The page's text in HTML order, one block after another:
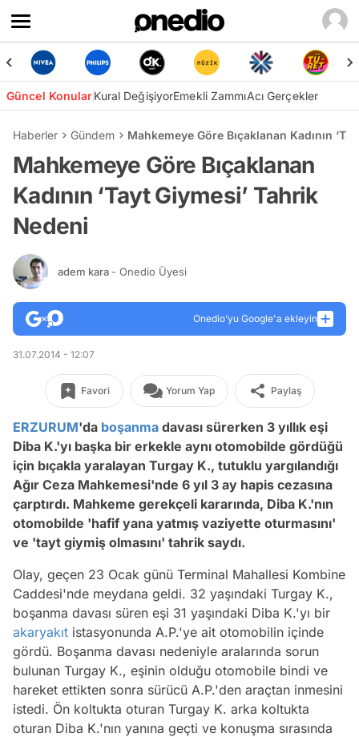
Güncel KonularKural DeğişiyorEmekli ZammıAcı Gerçekler
Haberler Gündem Mahkemeye Göre Bıçaklanan Kadının
Mahkemeye Göre Bıçaklanan
Kadının ‘Tayt Giymesi’ Tahrik
Nedeni
adem kara - Onedio Üyesi
Onedio’yu Google'a ekleyin
31.07.2014 - 12:07
Favori Yorum Yap Paylaş
ERZURUM'da boşanma davası sürerken 3 yıllık eşi
Diba K.'yı başka bir erkekle aynı otomobilde gördüğü
için bıçakla yaralayan Turgay K., tutuklu yargılandığı
Ağır Ceza Mahkemesi'nde 6 yıl 3 ay hapis cezasına
çarptırdı. Mahkeme gerekçeli kararında, Diba K.'nın
otomobilde 'hafif yana yatmış vaziyette oturmasını'
ve 'tayt giymiş olmasını' tahrik saydı.
Olay, geçen 23 Ocak günü Terminal Mahallesi Kombine
Caddesi'nde meydana geldi. 32 yaşındaki Turgay K.,
boşanma davası süren eşi 31 yaşındaki Diba K.'yı bir
akaryakıt istasyonunda A.P.'ye ait otomobilin içinde
gördü. Boşanma davası nedeniyle aralarında sorun
bulunan Turgay K., eşinin olduğu otomobile bindi ve
hareket ettikten sonra sürücü A.P.'den araçtan inmesini
istedi. Ön koltukta oturan Turgay K. arka koltukta
oturan Diba K.'nın yanına geçti ve konuşma sırasında